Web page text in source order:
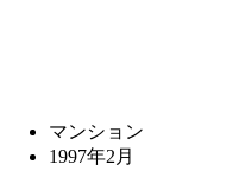
マンション
1997年2月